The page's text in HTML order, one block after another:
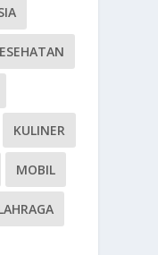
KULINER
MOBIL